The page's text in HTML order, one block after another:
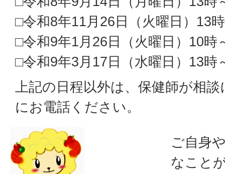
□令和8年11月26日（火曜日）13
□令和9年1月26日（火曜日）10時
□令和9年3月17日（水曜日）13時
上記の日程以外は、保健師が相
にお電話ください。
ご自身
なこと